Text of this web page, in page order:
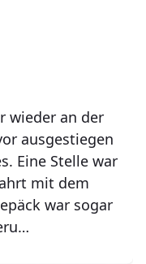
wieder an der
ausgestiegen
Eine Stelle war
mit dem
war sogar